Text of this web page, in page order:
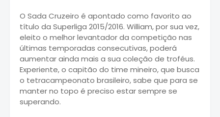
O Sada Cruzeiro é apontado como favorito ao
título da Superliga 2015/2016. William, por sua vez,
eleito o melhor levantador da competição nas
últimas temporadas consecutivas, poderá
aumentar ainda mais a sua coleção de troféus.
Experiente, o capitão do time mineiro, que busca
o tetracampeonato brasileiro, sabe que para se
manter no topo é preciso estar sempre se
superando.